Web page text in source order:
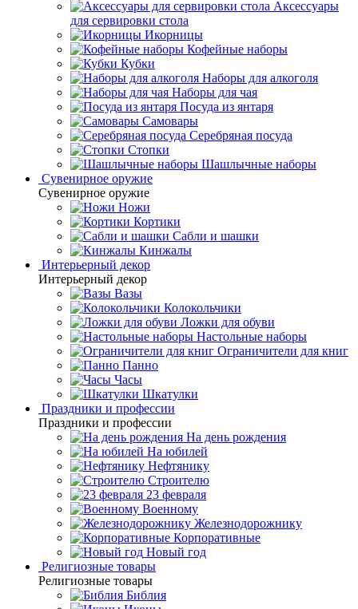
Аксессуары
для сервировки стола
Икорницы
Кофейные наборы
Кубки
Наборы для алкоголя
Наборы для чая
Посуда из янтаря
Самовары
Серебряная посуда
Стопки
Шашлычные наборы
Сувенирное оружие
Сувенирное оружие
Ножи
Кортики
Сабли и шашки
Кинжалы
Интерьерный декор
Интерьерный декор
Вазы
Колокольчики
Ложки для обуви
Настольные наборы
Ограничители для книг
Панно
Часы
Шкатулки
Праздники и профессии
Праздники и профессии
На день рождения
На юбилей
Нефтянику
Строителю
23 февраля
Военному
Железнодорожнику
Корпоративные
Новый год
Религиозные товары
Религиозные товары
Библия